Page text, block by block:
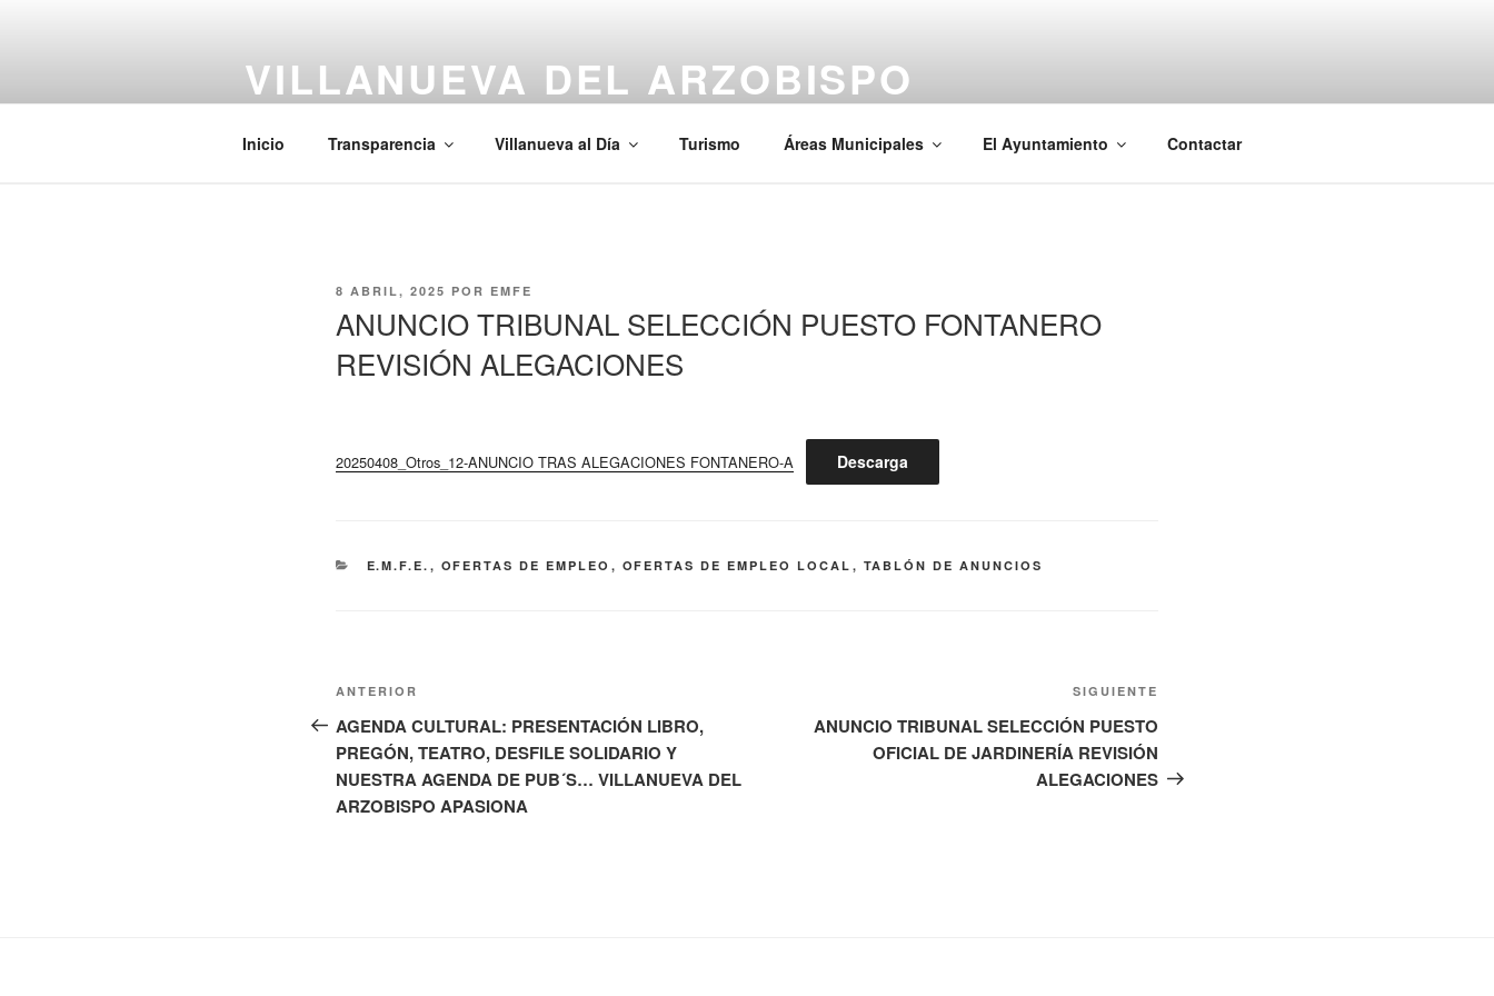
VILLANUEVA DEL ARZOBISPO
Inicio Transparencia Villanueva al Día Turismo Áreas Municipales El Ayuntamiento Contactar
PUBLICADO
8 ABRIL, 2025 POR EMFE
ANUNCIO TRIBUNAL SELECCIÓN PUESTO FONTANERO
REVISIÓN ALEGACIONES
20250408_Otros_12-ANUNCIO TRAS ALEGACIONES FONTANERO-A Descarga
CATEGORÍAS
E.M.F.E. , OFERTAS DE EMPLEO , OFERTAS DE EMPLEO LOCAL , TABLÓN DE ANUNCIOS
Navegación
de
entradas
Entrada
anterior:
ANTERIOR
AGENDA CULTURAL: PRESENTACIÓN LIBRO,
PREGÓN, TEATRO, DESFILE SOLIDARIO Y
NUESTRA AGENDA DE PUB´S… VILLANUEVA DEL
ARZOBISPO APASIONA
SIGUIENTE
ANUNCIO TRIBUNAL SELECCIÓN PUESTO
OFICIAL DE JARDINERÍA REVISIÓN
ALEGACIONES